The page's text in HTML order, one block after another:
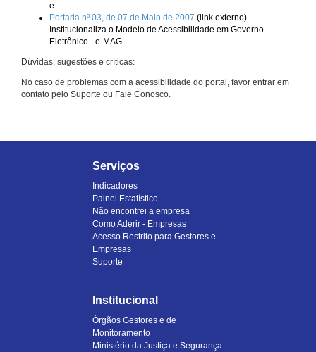
e
Portaria nº 03, de 07 de Maio de 2007 (link externo) -
Institucionaliza o Modelo de Acessibilidade em Governo
Eletrônico - e-MAG.
Dúvidas, sugestões e críticas:
No caso de problemas com a acessibilidade do portal, favor entrar em
contato pelo Suporte ou Fale Conosco.
Serviços
Indicadores
Painel Estatístico
Não encontrei a empresa
Como Aderir - Empresas
Acesso Restrito para Gestores e
Empresas
Suporte
Institucional
Órgãos Gestores e de
Monitoramento
Ministério da Justiça e Segurança